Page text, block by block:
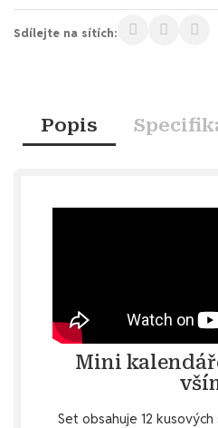
Sdílejte na sítích:
Popis
Mini
Set obsahuje 12